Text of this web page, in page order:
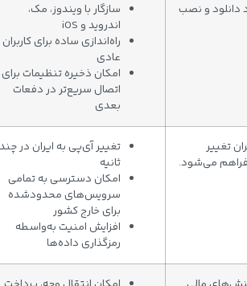
دانلود و نصب
سازگار با ویندوز، مک،
اندروید و iOS
راه‌اندازی ساده برای کاربران
عادی
امکان ذخیره تنظیمات برای
اتصال سریع‌تر در دفعات
بعدی
تغییر
فراهم می‌شود.
تغییر آی‌پی به ایران در چند
ثانیه
امکان دسترسی به تمامی
سرویس‌های محدودشده
برای خارج کشور
افزایش امنیت به‌واسطه
رمزگذاری داده‌ها